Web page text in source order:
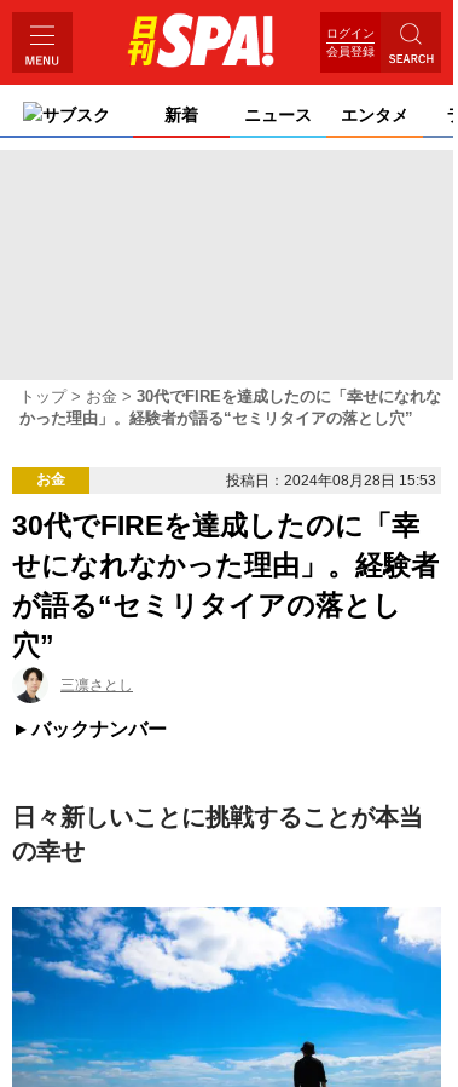
ログイン
会員登録
サブスク 新着 ニュース エンタメ
トップ お金
30代でFIREを達成したのに「幸せになれな
かった理由」。経験者が語る“セミリタイアの落とし穴”
お金 投稿日：2024年08月28日 15:53
30代でFIREを達成したのに「幸
せになれなかった理由」。経験者
が語る“セミリタイアの落とし
穴”
三凛さとし
バックナンバー
日々新しいことに挑戦することが本当
の幸せ